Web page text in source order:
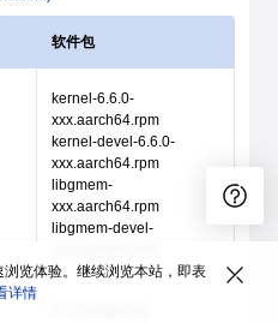
软件包
kernel-6.6.0-
xxx.aarch64.rpm
kernel-devel-6.6.0-
xxx.aarch64.rpm
libgmem-
xxx.aarch64.rpm
libgmem-devel-
览体验。继续浏览本站，即表
详情